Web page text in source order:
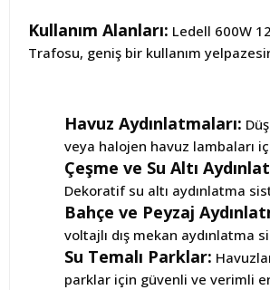
Kullanım Alanları: Ledell 600W
Trafosu, geniş bir kullanım
Havuz Aydınlatmaları:
veya halojen havuz lambaları
Çeşme ve Su Altı
Dekoratif su altı aydınlatma
Bahçe ve Peyzaj
voltajlı dış mekan aydınlatma
Su Temalı Parklar:
parklar için güvenli ve verimli